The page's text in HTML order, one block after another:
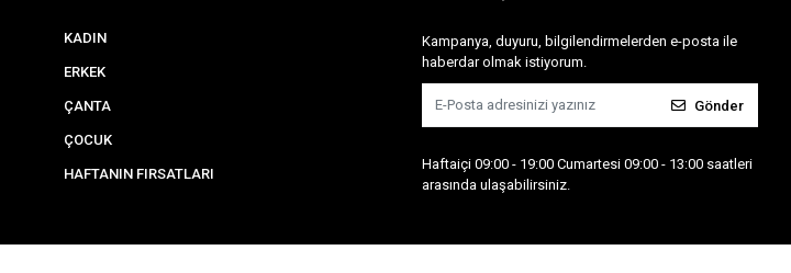
KADIN
ERKEK
ÇANTA
ÇOCUK
HAFTANIN FIRSATLARI
Kampanya, duyuru, bilgilendirmelerden e-posta ile
haberdar olmak istiyorum.
Gönder
Haftaiçi 09:00 - 19:00 Cumartesi 09:00 - 13:00 saatleri
arasında ulaşabilirsiniz.